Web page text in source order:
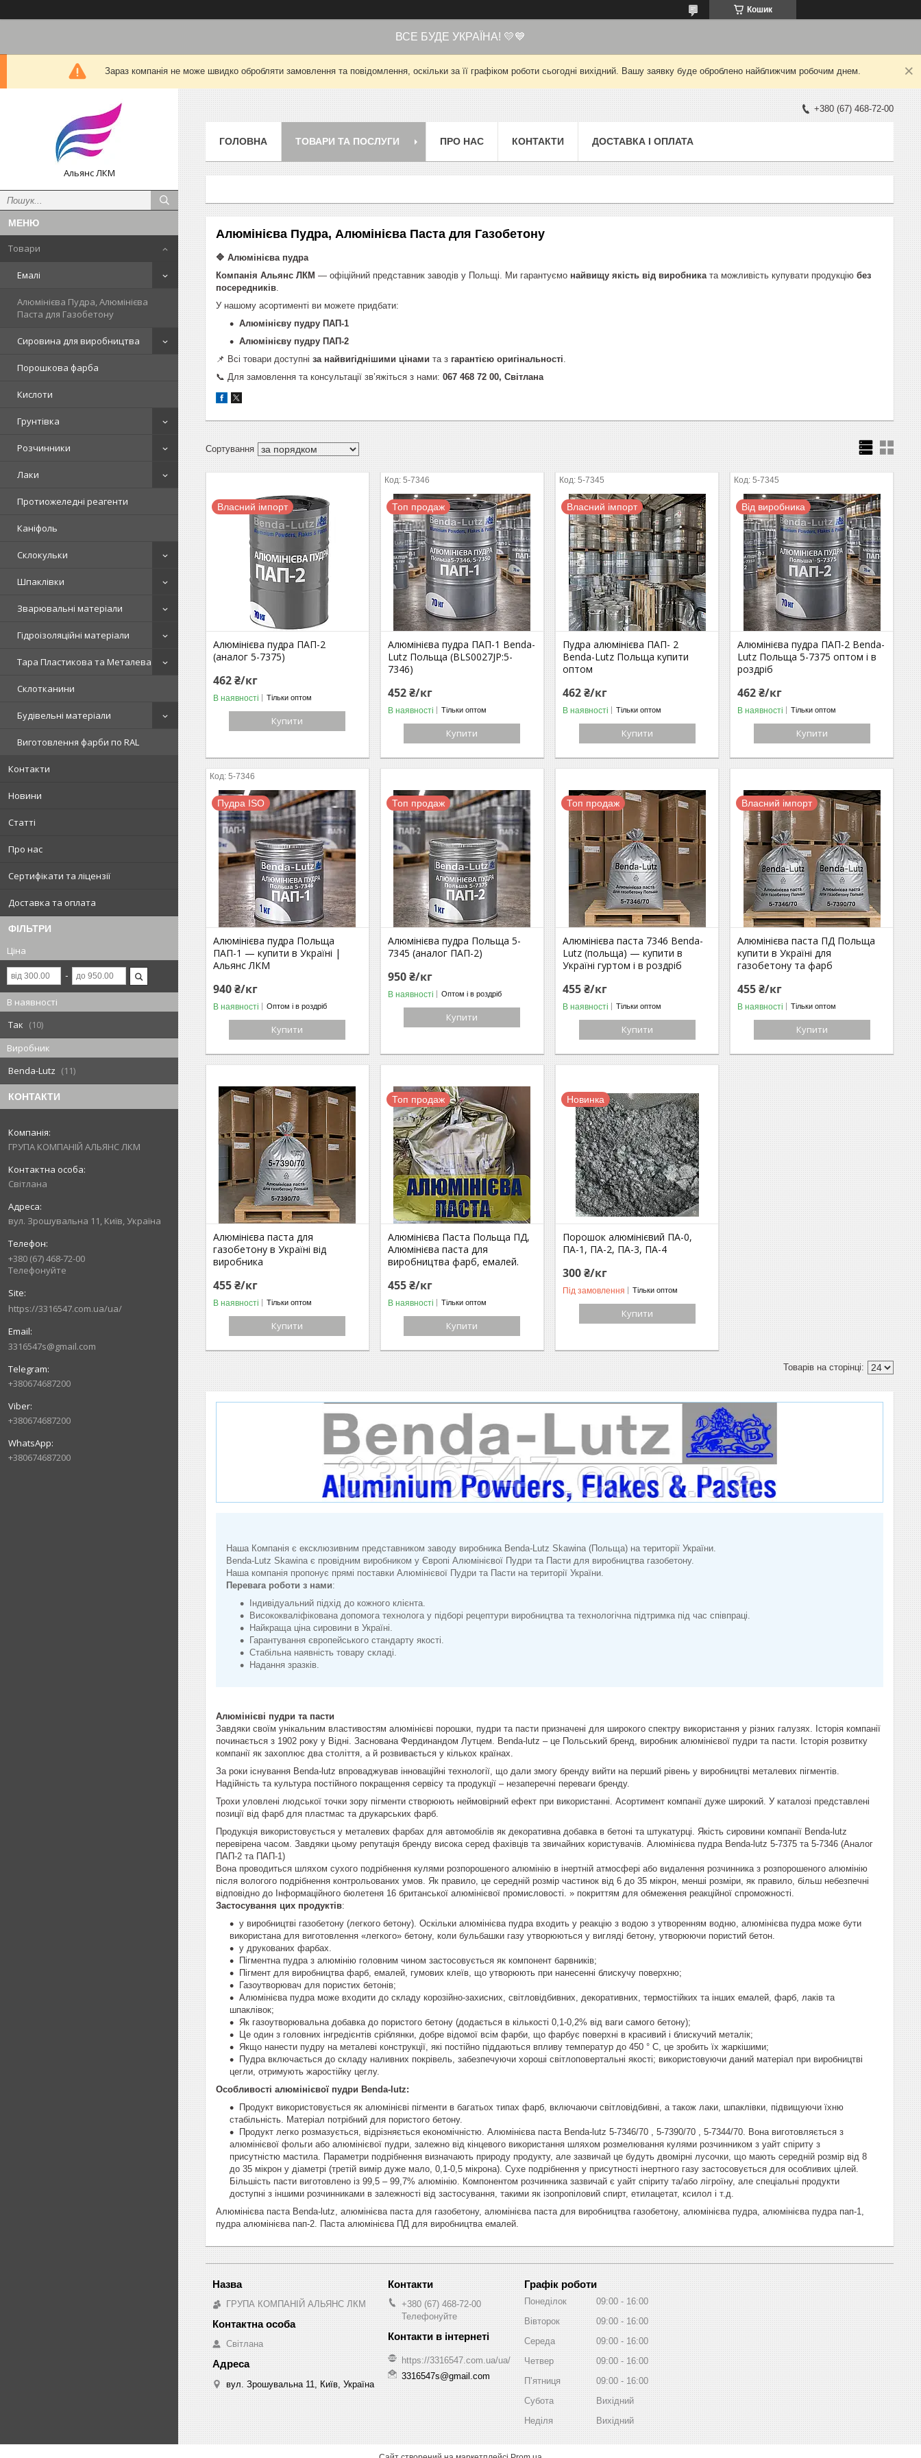
Кошик
ВСЕ БУДЕ УКРАЇНА! 💛💙
Зараз компанія не може швидко обробляти замовлення та повідомлення, оскільки за її графіком роботи сьогодні вихідний. Вашу заявку буде оброблено найближчим робочим днем.
Альянс ЛКМ
Товари
Емалі
Алюмінієва Пудра, Алюмінієва
Паста для Газобетону
Сировина для виробництва
Порошкова фарба
Кислоти
Грунтівка
Розчинники
Лаки
Протиожеледні реагенти
Каніфоль
Склокульки
Шпаклівки
Зварювальні матеріали
Гідроізоляційні матеріали
Тара Пластикова та Металева
Склотканини
Будівельні матеріали
Виготовлення фарби по RAL
Контакти
Новини
Статті
Про нас
Сертифікати та ліцензії
Доставка та оплата
ФІЛЬТРИ
Ціна
В наявності
Так
10
Виробник
Benda-Lutz
11
КОНТАКТИ
ГРУПА КОМПАНІЙ АЛЬЯНС ЛКМ
Світлана
вул. Зрошувальна 11, Київ, Україна
+380 (67) 468-72-00
Телефонуйте
https://3316547.com.ua/ua/
3316547s@gmail.com
+380674687200
+380674687200
+380674687200
+380 (67) 468-72-00
ГОЛОВНА ТОВАРИ ТА ПОСЛУГИ ПРО НАС КОНТАКТИ ДОСТАВКА І ОПЛАТА
Алюмінієва Пудра, Алюмінієва Паста для Газобетону
🔷 Алюмінієва пудра
Компанія Альянс ЛКМ — офіційний представник заводів у Польщі. Ми гарантуємо найвищу якість від виробника та можливість купувати продукцію без
посередників
У нашому асортименті ви можете придбати:
Алюмінієву пудру ПАП-1
Алюмінієву пудру ПАП-2
📌 Всі товари доступні за найвигіднішими цінами та з гарантією оригінальності
📞 Для замовлення та консультації зв’яжіться з нами: 067 468 72 00, Світлана
Власний імпорт
Алюмінієва пудра ПАП-2
(аналог 5-7375)
462 ₴/кг
В наявності Тільки оптом
Купити
5-7346
Топ продаж
Алюмінієва пудра ПАП-1 Benda-
Lutz Польща (BLS0027JP:5-
7346)
452 ₴/кг
В наявності Тільки оптом
Купити
5-7345
Власний імпорт
Пудра алюмінієва ПАП- 2
Benda-Lutz Польща купити
оптом
462 ₴/кг
В наявності Тільки оптом
Купити
5-7345
Від виробника
Алюмінієва пудра ПАП-2 Benda-
Lutz Польща 5-7375 оптом і в
роздріб
462 ₴/кг
В наявності Тільки оптом
Купити
5-7346
Пудра ISO
Алюмінієва пудра Польща
ПАП-1 — купити в Україні |
Альянс ЛКМ
940 ₴/кг
В наявності Оптом і в роздріб
Купити
Топ продаж
Алюмінієва пудра Польща 5-
7345 (аналог ПАП-2)
950 ₴/кг
В наявності Оптом і в роздріб
Купити
Топ продаж
Алюмінієва паста 7346 Benda-
Lutz (польща) — купити в
Україні гуртом і в роздріб
455 ₴/кг
В наявності Тільки оптом
Купити
Власний імпорт
Алюмінієва паста ПД Польща
купити в Україні для
газобетону та фарб
455 ₴/кг
В наявності Тільки оптом
Купити
Алюмінієва паста для
газобетону в Україні від
виробника
455 ₴/кг
В наявності Тільки оптом
Купити
Топ продаж
Алюмінієва Паста Польща ПД,
Алюмінієва паста для
виробництва фарб, емалей.
455 ₴/кг
В наявності Тільки оптом
Купити
Новинка
Порошок алюмінієвий ПА-0,
ПА-1, ПА-2, ПА-3, ПА-4
300 ₴/кг
Під замовлення Тільки оптом
Купити
Наша Компанія є ексклюзивним представником заводу виробника Benda-Lutz Skawina (Польща) на території України.
Benda-Lutz Skawina є провідним виробником у Європі Алюмінієвої Пудри та Пасти для виробництва газобетону.
Наша компанія пропонує прямі поставки Алюмінієвої Пудри та Пасти на території України.
Перевага роботи з нами:
Індивідуальний підхід до кожного клієнта.
Висококваліфікована допомога технолога у підборі рецептури виробництва та технологічна підтримка під час співпраці.
Найкраща ціна сировини в Україні.
Гарантування європейського стандарту якості.
Стабільна наявність товару складі.
Надання зразків.
Алюмінієві пудри та пасти
Завдяки своїм унікальним властивостям алюмінієві порошки, пудри та пасти призначені для широкого спектру використання у різних галузях. Історія компанії
починається з 1902 року у Відні. Заснована Фердинандом Лутцем. Benda-lutz – це Польський бренд, виробник алюмінієвої пудри та пасти. Історія розвитку
компанії як захоплює два століття, а й розвивається у кількох країнах.
За роки існування Benda-lutz впроваджував інноваційні технології, що дали змогу бренду вийти на перший рівень у виробництві металевих пігментів.
Надійність та культура постійного покращення сервісу та продукції – незаперечні переваги бренду.
Трохи уловлені людської точки зору пігменти створюють неймовірний ефект при використанні. Асортимент компанії дуже широкий. У каталозі представлені
позиції від фарб для пластмас та друкарських фарб.
Продукція використовується у металевих фарбах для автомобілів як декоративна добавка в бетоні та штукатурці. Якість сировини компанії Benda-lutz
перевірена часом. Завдяки цьому репутація бренду висока серед фахівців та звичайних користувачів. Алюмінієва пудра Benda-lutz 5-7375 та 5-7346 (Аналог
ПАП-2 та ПАП-1)
Вона проводиться шляхом сухого подрібнення кулями розпорошеного алюмінію в інертній атмосфері або видалення розчинника з розпорошеного алюмінію
після вологого подрібнення контрольованих умов. Як правило, це середній розмір частинок від 6 до 35 мікрон, менші розміри, як правило, більш небезпечні
відповідно до Інформаційного бюлетеня 16 британської алюмінієвої промисловості. » покриттям для обмеження реакційної спроможності.
Застосування цих продуктів:
у виробництві газобетону (легкого бетону). Оскільки алюмінієва пудра входить у реакцію з водою з утворенням водню, алюмінієва пудра може бути
використана для виготовлення «легкого» бетону, коли бульбашки газу утворюються у вигляді бетону, утворюючи пористий бетон.
у друкованих фарбах.
Пігментна пудра з алюмінію головним чином застосовується як компонент барвників;
Пігмент для виробництва фарб, емалей, гумових клеїв, що утворюють при нанесенні блискучу поверхню;
Газоутворювач для пористих бетонів;
Алюмінієва пудра може входити до складу корозійно-захисних, світловідбивних, декоративних, термостійких та інших емалей, фарб, лаків та
шпаклівок;
Як газоутворювальна добавка до пористого бетону (додається в кількості 0,1-0,2% від ваги самого бетону);
Це один з головних інгредієнтів сріблянки, добре відомої всім фарби, що фарбує поверхні в красивий і блискучий металік;
Якщо нанести пудру на металеві конструкції, які постійно піддаються впливу температур до 450 ° С, це зробить їх жаркішими;
Пудра включається до складу наливних покрівель, забезпечуючи хороші світлоповертальні якості; використовуючи даний матеріал при виробництві
цегли, отримують жаростійку цеглу.
Особливості алюмінієвої пудри Benda-lutz:
Продукт використовується як алюмінієві пігменти в багатьох типах фарб, включаючи світловідбивні, а також лаки, шпаклівки, підвищуючи їхню
стабільність. Матеріал потрібний для пористого бетону.
Продукт легко розмазується, відрізняється економічністю. Алюмінієва паста Benda-lutz 5-7346/70 , 5-7390/70 , 5-7344/70. Вона виготовляється з
алюмінієвої фольги або алюмінієвої пудри, залежно від кінцевого використання шляхом розмелювання кулями розчинником з уайт спіриту з
присутністю мастила. Параметри подрібнення визначають природу продукту, але зазвичай це будуть двомірні лусочки, що мають середній розмір від 8
до 35 мікрон у діаметрі (третій вимір дуже мало, 0,1-0,5 мікрона). Сухе подрібнення у присутності інертного газу застосовується для особливих цілей.
Більшість пасти виготовлено із 99,5 – 99,7% алюмінію. Компонентом розчинника зазвичай є уайт спіриту та/або лігроїну, але спеціальні продукти
доступні з іншими розчинниками в залежності від застосування, такими як ізопропіловий спирт, етилацетат, ксилол і т.д.
Алюмінієва паста Benda-lutz, алюмінієва паста для газобетону, алюмінієва паста для виробництва газобетону, алюмінієва пудра, алюмінієва пудра пап-1,
пудра алюмінієва пап-2. Паста алюмінієва ПД для виробництва емалей.
ГРУПА КОМПАНІЙ АЛЬЯНС ЛКМ
Світлана
вул. Зрошувальна 11, Київ, Україна
+380 (67) 468-72-00
Телефонуйте
https://3316547.com.ua/ua/
3316547s@gmail.com
Графік роботи
Понеділок 09:00
16:00
Вівторок
09:00
16:00
Середа
09:00
16:00
Четвер
09:00
16:00
Пʼятниця
09:00
16:00
Субота
Вихідний
Неділя
Вихідний